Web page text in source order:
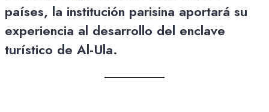
países, la institución parisina aportará su
experiencia al desarrollo del enclave
turístico de Al-Ula.